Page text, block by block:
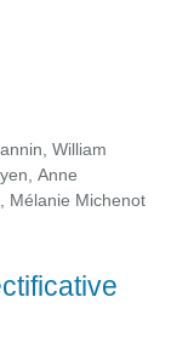
, William
, Anne
, Mélanie Michenot